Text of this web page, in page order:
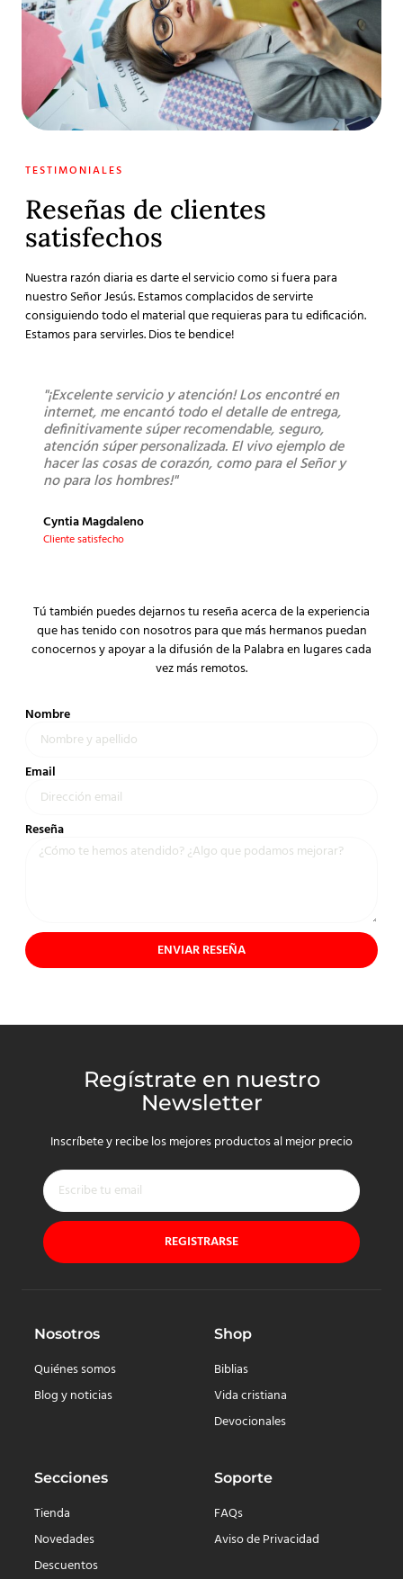
TESTIMONIALES
Reseñas de clientes
satisfechos
Nuestra razón diaria es darte el servicio como si fuera para
nuestro Señor Jesús. Estamos complacidos de servirte
consiguiendo todo el material que requieras para tu edificación.
Estamos para servirles. Dios te bendice!
"¡Excelente servicio y atención! Los encontré en
internet, me encantó todo el detalle de entrega,
definitivamente súper recomendable, seguro,
atención súper personalizada. El vivo ejemplo de
hacer las cosas de corazón, como para el Señor y
no para los hombres!"
Cyntia Magdaleno
Cliente satisfecho
Tú también puedes dejarnos tu reseña acerca de la experiencia
que has tenido con nosotros para que más hermanos puedan
conocernos y apoyar a la difusión de la Palabra en lugares cada
vez más remotos.
Nombre
Email
Reseña
ENVIAR RESEÑA
Regístrate en nuestro
Newsletter
Inscríbete y recibe los mejores productos al mejor precio
REGISTRARSE
Nosotros
Quiénes somos
Blog y noticias
Shop
Biblias
Vida cristiana
Devocionales
Secciones
Tienda
Novedades
Descuentos
Soporte
FAQs
Aviso de Privacidad